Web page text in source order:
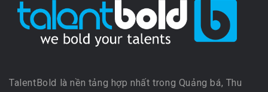
TalentBold là nền tảng hợp nhất trong Quảng bá, Thu